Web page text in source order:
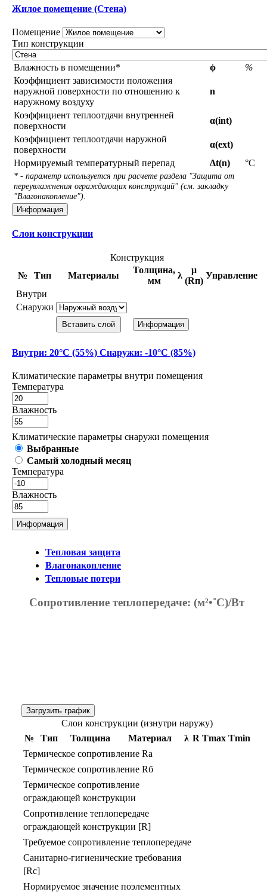
Жилое помещение (Стена)
Помещение
Тип конструкции
Влажность в помещении* ϕ
%
Коэффициент зависимости положения
наружной поверхности по отношению к
наружному воздуху
n
Коэффициент теплоотдачи внутренней
поверхности
α(int)
Коэффициент теплоотдачи наружной
поверхности
α(ext)
Нормируемый температурный перепад
Δt(n) °С
* - параметр используется при расчете раздела "Защита от
переувлажнения ограждающих конструкций" (см. закладку
"Влагонакопление").
Информация
Слои конструкции
Конструкция
№
Тип Материалы
Толщина,
мм
λ
μ
(Rп)
Управление
Внутри
Снаружи
Вставить слой Информация
Внутри: 20°С (55%) Снаружи: -10°С (85%)
Климатические параметры внутри помещения
Температура
Влажность
Климатические параметры снаружи помещения
Выбранные
Самый холодный месяц
Температура
Влажность
Информация
Тепловая защита
Влагонакопление
Тепловые потери
Сопротивление теплопередаче: (м²•˚С)/Вт
Загрузить график
Слои конструкции (изнутри наружу)
№
Тип Толщина Материал λ R Тmax Тmin
Термическое сопротивление Rа
Термическое сопротивление Rб
Термическое сопротивление
ограждающей конструкции
Сопротивление теплопередаче
ограждающей конструкции [R]
Требуемое сопротивление теплопередаче
Санитарно-гигиенические требования
[Rс]
Нормируемое значение поэлементных